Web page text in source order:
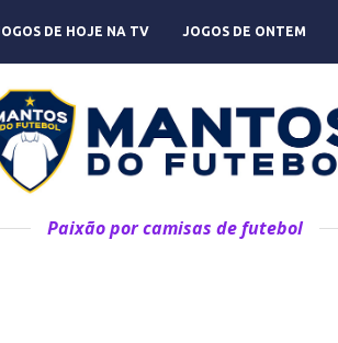
DE HOJE NA TV JOGOS DE ONTEM
Paixão por camisas de futebol